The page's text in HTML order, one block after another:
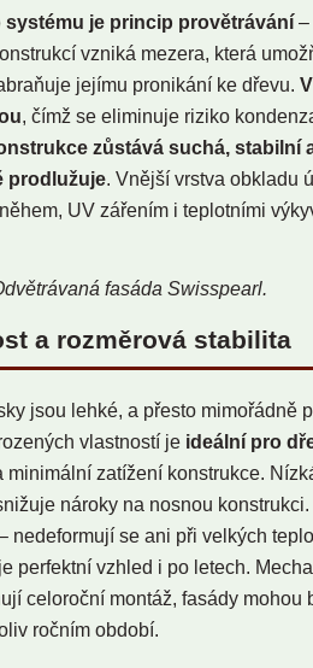
systému je princip provětrávání–
vzniká mezera, která
jejímu pronikání ke dřevu.
, čímž se eliminuje riziko
zůstává suchá, stabilní
prodlužuje. Vnější vrstva obkladu
UV zářením i teplotními
fasáda Swisspearl.
a rozměrová stabilita
jsou lehké, a přesto mimořádně
vlastností je ideální pro
minimální zatížení konstrukce.
nároky na nosnou
nedeformují se ani při velkých
perfektní vzhled i po letech.
celoroční montáž, fasády mohou
ročním období.